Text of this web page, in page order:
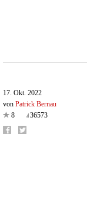
17. Okt. 2022
von Patrick Bernau
8
36573